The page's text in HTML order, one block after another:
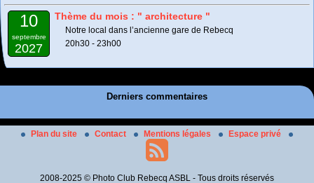
10
septembre
2027
Thème du mois : " architecture "
Notre local dans l’ancienne gare de Rebecq
20h30 - 23h00
Derniers commentaires
Plan du site Contact Mentions légales Espace privé
2008-2025 © Photo Club Rebecq ASBL - Tous droits réservés